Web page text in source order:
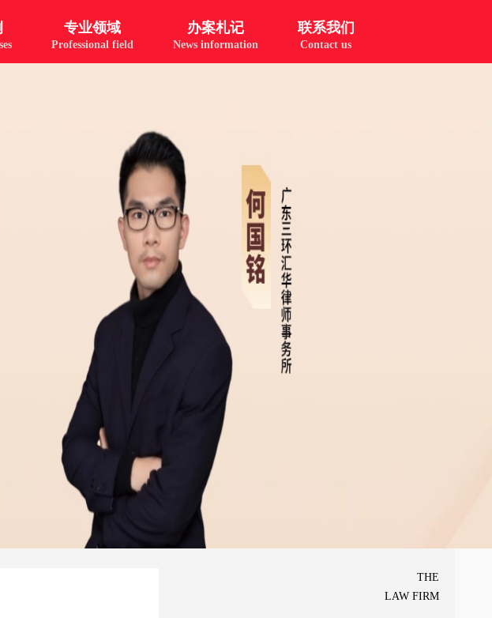
专业领域
Professional field
办案札记
News information
联系我们
Contact us
THE
LAW FIRM